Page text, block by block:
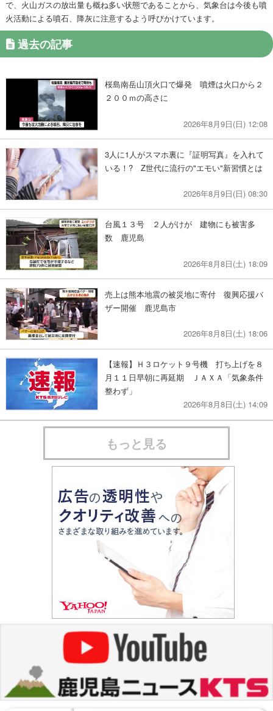
で、火山ガスの放出量も概ね多い状態であることから、気象台は今後も噴
火活動による噴石、降灰に注意するよう呼びかけています。
過去の記事
桜島南岳山頂火口で爆発 噴煙は火口から２
２００ｍの高さに
2026年8月9日(日) 12:08
3人に1人がスマホ裏に『証明写真』を入れて
いる！? Z世代に流行の"エモい"新習慣とは
2026年8月9日(日) 08:30
台風１３号 ２人がけが 建物にも被害多
数 鹿児島
2026年8月8日(土) 18:09
売上は熊本地震の被災地に寄付 復興応援バ
ザー開催 鹿児島市
2026年8月8日(土) 18:06
【速報】Ｈ３ロケット９号機 打ち上げを８
月１１日早朝に再延期 ＪＡＸＡ「気象条件
整わず」
2026年8月8日(土) 14:09
もっと見る